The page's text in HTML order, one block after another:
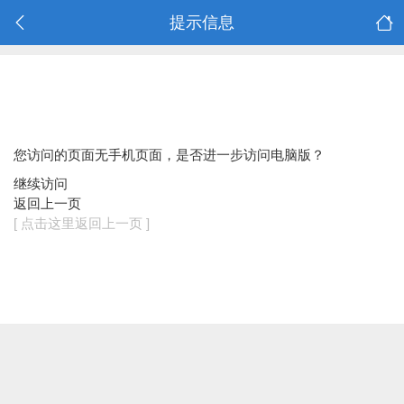
提示信息
您访问的页面无手机页面，是否进一步访问电脑版？
继续访问
返回上一页
[ 点击这里返回上一页 ]